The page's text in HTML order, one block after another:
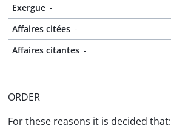
Exergue -
Affaires citées -
Affaires citantes -
ORDER
For these reasons it is decided that: